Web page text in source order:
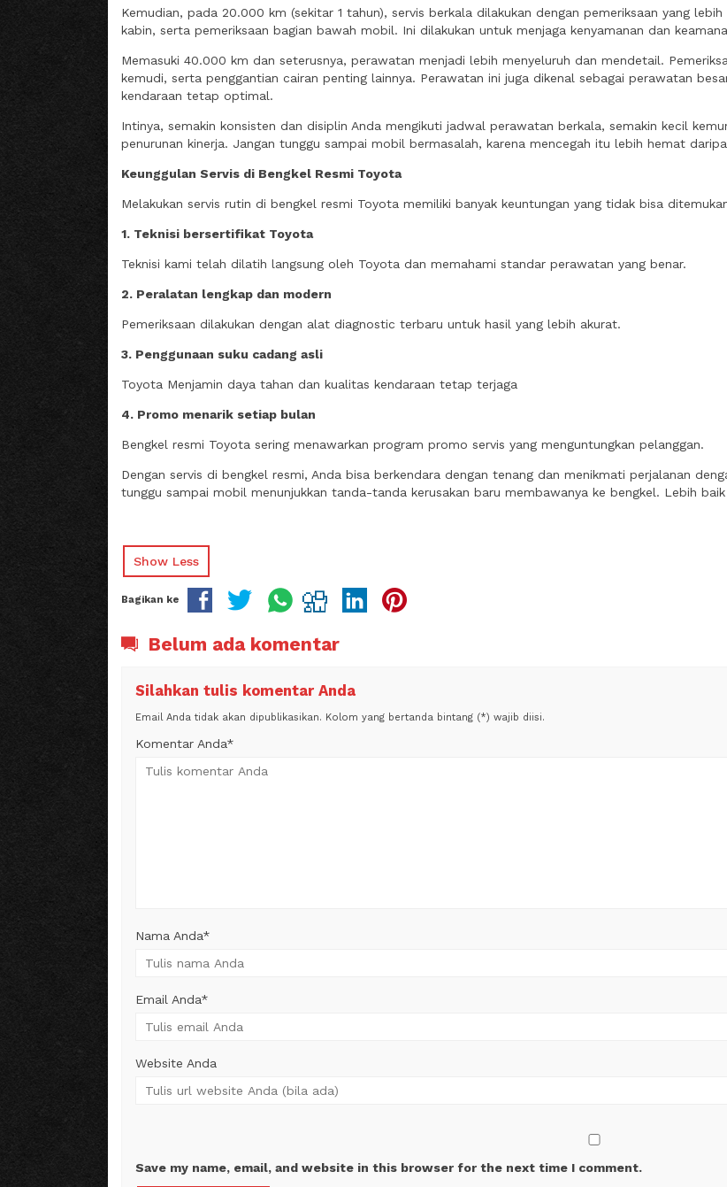
Kemudian, pada 20.000 km (sekitar 1 tahun), servis berkala dilakukan dengan pemeriksaan yang
kabin, serta pemeriksaan bagian bawah mobil. Ini dilakukan untuk menjaga kenyamanan dan
Memasuki 40.000 km dan seterusnya, perawatan menjadi lebih menyeluruh dan mendetail.
kemudi, serta penggantian cairan penting lainnya. Perawatan ini juga dikenal sebagai perawatan
kendaraan tetap optimal.
Intinya, semakin konsisten dan disiplin Anda mengikuti jadwal perawatan berkala, semakin kecil
penurunan kinerja. Jangan tunggu sampai mobil bermasalah, karena mencegah itu lebih hemat
Keunggulan Servis di Bengkel Resmi Toyota
Melakukan servis rutin di bengkel resmi Toyota memiliki banyak keuntungan yang tidak bisa
1. Teknisi bersertifikat Toyota
Teknisi kami telah dilatih langsung oleh Toyota dan memahami standar perawatan yang benar.
2. Peralatan lengkap dan modern
Pemeriksaan dilakukan dengan alat diagnostic terbaru untuk hasil yang lebih akurat.
3. Penggunaan suku cadang asli
Toyota Menjamin daya tahan dan kualitas kendaraan tetap terjaga
4. Promo menarik setiap bulan
Bengkel resmi Toyota sering menawarkan program promo servis yang menguntungkan pelanggan.
Dengan servis di bengkel resmi, Anda bisa berkendara dengan tenang dan menikmati perjalanan
tunggu sampai mobil menunjukkan tanda-tanda kerusakan baru membawanya ke bengkel. Lebih
Show Less
Bagikan ke
Belum ada komentar
Silahkan tulis komentar Anda
Email Anda tidak akan dipublikasikan. Kolom yang bertanda bintang (*) wajib diisi.
Komentar Anda*
Nama Anda*
Email Anda*
Website Anda
Save my name, email, and website in this browser for the next time I comment.